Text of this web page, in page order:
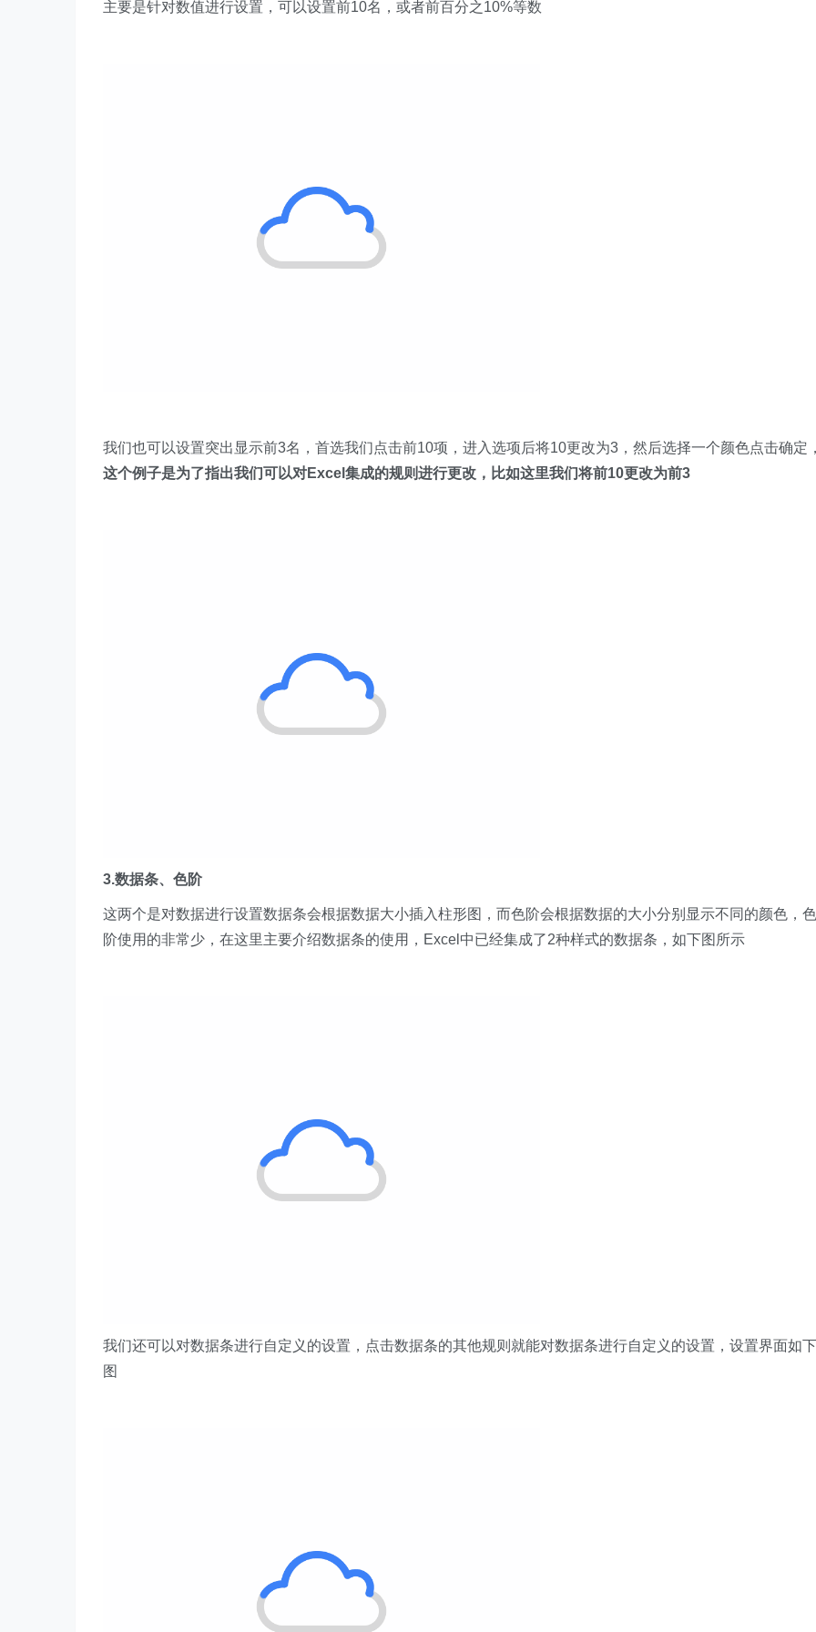
我们也可以设置突出显示前3名，首选我们点击前10项，进入选项后将10更改为3，然后选择一个颜色点击确定
这个例子是为了指出我们可以对Excel集成的规则进行更改，比如这里我们将前10更改为前3
这两个是对数据进行设置数据条会根据数据大小插入柱形图，而色阶会根据数据的大小分别显示不同的颜色，色
阶使用的非常少，在这里主要介绍数据条的使用，Excel中已经集成了2种样式的数据条，如下图所示
我们还可以对数据条进行自定义的设置，点击数据条的其他规则就能对数据条进行自定义的设置，设置界面如下